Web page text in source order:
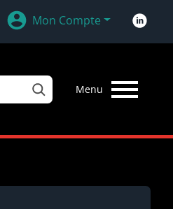
Mon Compte
Menu